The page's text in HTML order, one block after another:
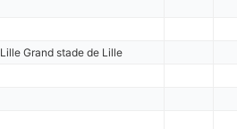
Lille Grand stade de Lille